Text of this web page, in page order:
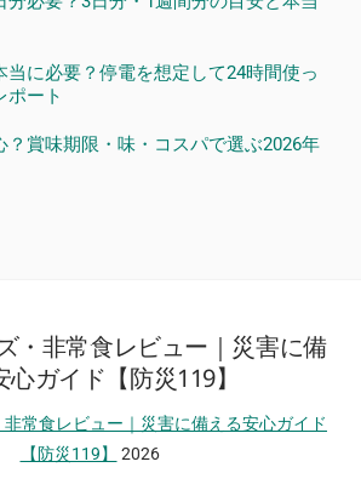
当に必要？停電を想定して24時間使っ
ポート
？賞味期限・味・コスパで選ぶ2026年
Back
To
・非常食レビュー｜災害に備
心ガイド【防災119】
常食レビュー｜災害に備える安心ガイド
【防災119】
2026